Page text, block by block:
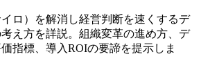
ロ）を解消し経営判断を速くするデ
え方を詳説。組織変革の進め方、デ
指標、導入ROIの要諦を提示しま